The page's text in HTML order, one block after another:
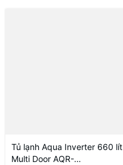
Tủ lạnh Aqua Inverter 660 lít
Multi Door AQR-